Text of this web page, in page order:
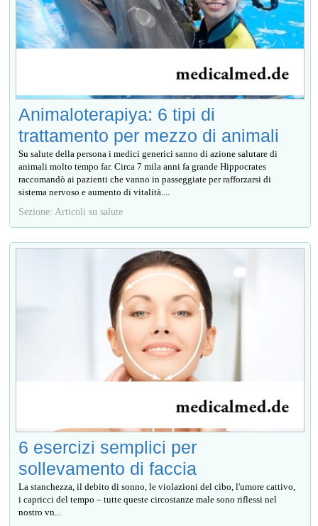
Animaloterapiya: 6 tipi di
trattamento per mezzo di animali
Su salute della persona i medici generici sanno di azione salutare di
animali molto tempo far. Circa 7 mila anni fa grande Hippocrates
raccomandò ai pazienti che vanno in passeggiate per rafforzarsi di
sistema nervoso e aumento di vitalità....
Sezione: Articoli su salute
6 esercizi semplici per
sollevamento di faccia
La stanchezza, il debito di sonno, le violazioni del cibo, l'umore cattivo,
i capricci del tempo – tutte queste circostanze male sono riflessi nel
nostro vn...